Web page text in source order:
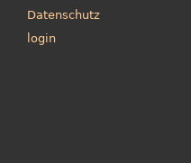
Datenschutz
login